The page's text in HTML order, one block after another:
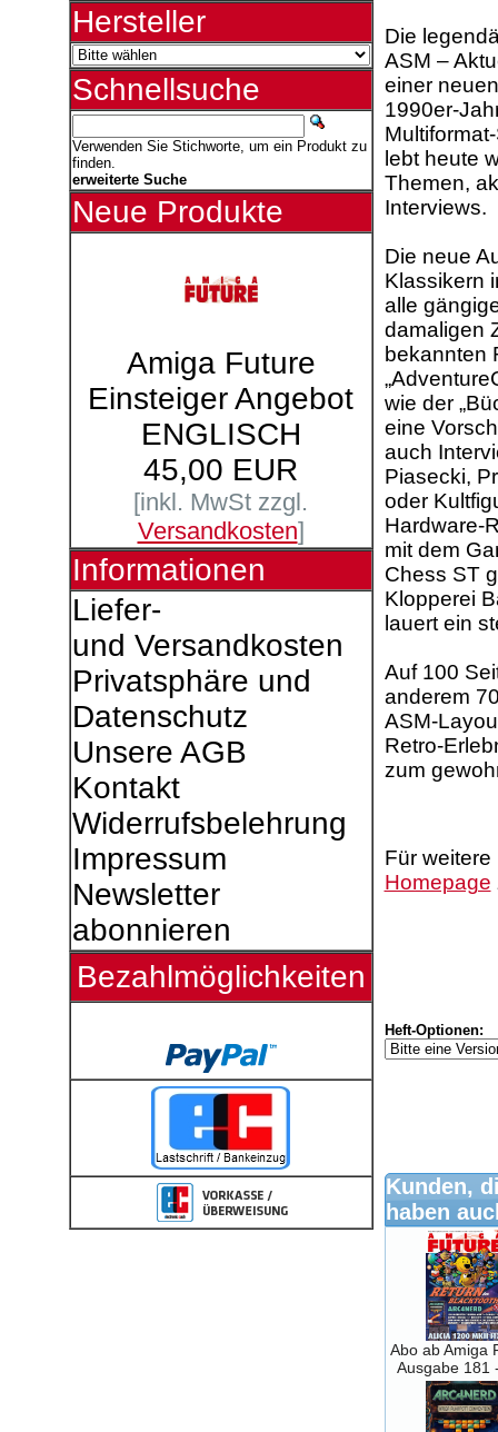
Hersteller
Schnellsuche
Verwenden Sie Stichworte, um ein Produkt zu
finden.
erweiterte Suche
Neue Produkte
Amiga Future
Einsteiger Angebot
ENGLISCH
45,00 EUR
[inkl. MwSt zzgl.
Versandkosten]
Informationen
Liefer-
und Versandkosten
Privatsphäre und
Datenschutz
Unsere AGB
Kontakt
Widerrufsbelehrung
Impressum
Newsletter
abonnieren
Bezahlmöglichkeiten
Die
ASM –
einer
1990er-
lebt heute
Themen,
Interviews.
Die neue
Klassikern
alle
damaligen
bekannten
wie der
eine
auch
Piasecki,
oder
Hardware-
mit dem
Chess ST
Klopperei
lauert ein
Auf 100
anderem
ASM-
Retro-
zum
Für
Homepage
Heft-Optionen:
Kunden,
haben
Abo ab Amiga
Ausgabe 181